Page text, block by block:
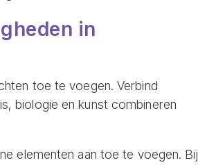
in
toe te voegen. Verbind
biologie en kunst combineren
elementen aan toe te voegen. Bij